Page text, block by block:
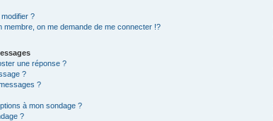
?
membre, on me demande de me connecter !?
une réponse ?
?
?
à mon sondage ?
?